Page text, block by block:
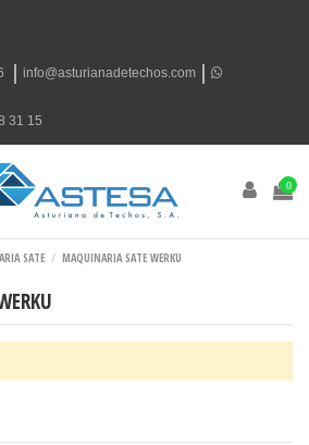
info@asturianadetechos.com
31 15
0
SATE MAQUINARIA SATE WERKU